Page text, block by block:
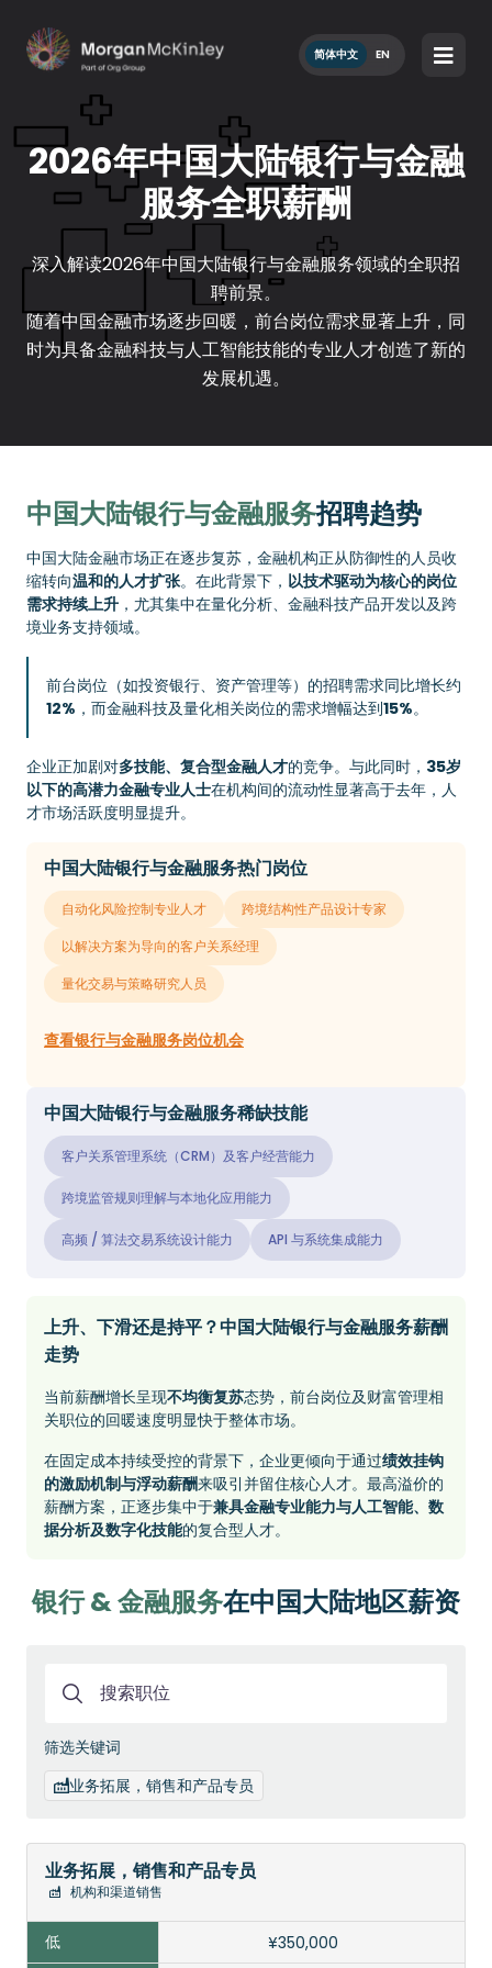
简体中文 EN
2026年中国大陆银行与金融
服务全职薪酬
深入解读2026年中国大陆银行与金融服务领域的全职招
聘前景。
随着中国金融市场逐步回暖，前台岗位需求显著上升，同
时为具备金融科技与人工智能技能的专业人才创造了新的
发展机遇。
中国大陆银行与金融服务招聘趋势
中国大陆金融市场正在逐步复苏，金融机构正从防御性的人员收
缩转向温和的人才扩张。在此背景下， 以技术驱动为核心的岗位
需求持续上升 ，尤其集中在量化分析、金融科技产品开发以及跨
境业务支持领域。
前台岗位（如投资银行、资产管理等）的招聘需求同比增长约
12% ，而金融科技及量化相关岗位的需求增幅达到15%。
企业正加剧对多技能、复合型金融人才的竞争。与此同时， 35岁
以下的高潜力金融专业人士在机构间的流动性显著高于去年，人
才市场活跃度明显提升。
中国大陆银行与金融服务热门岗位
自动化风险控制专业人才
跨境结构性产品设计专家
以解决方案为导向的客户关系经理
量化交易与策略研究人员
查看银行与金融服务岗位机会
中国大陆银行与金融服务稀缺技能
客户关系管理系统（CRM）及客户经营能力
跨境监管规则理解与本地化应用能力
高频 / 算法交易系统设计能力 API 与系统集成能力
上升、下滑还是持平？中国大陆银行与金融服务薪酬
走势
当前薪酬增长呈现不均衡复苏态势，前台岗位及财富管理相
关职位的回暖速度明显快于整体市场。
在固定成本持续受控的背景下，企业更倾向于通过绩效挂钩
的激励机制与浮动薪酬来吸引并留住核心人才。最高溢价的
薪酬方案，正逐步集中于兼具金融专业能力与人工智能、数
据分析及数字化技能的复合型人才。
银行 & 金融服务在中国大陆地区薪资
搜索职位
筛选关键词
业务拓展，销售和产品专员
职
位
称
低
业务拓展，销售和产品专员
机构和渠道销售
¥350,000